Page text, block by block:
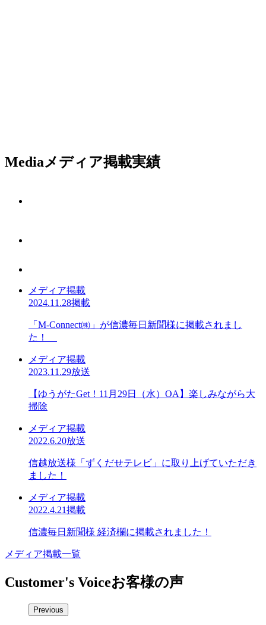
Mediaメディア掲載実績
メディア掲載
2024.11.28掲載
「M-Connect㈱」が信濃毎日新聞様に掲載されまし
た！
メディア掲載
2023.11.29放送
【ゆうがたGet！11月29日（水）OA】楽しみながら大
掃除
メディア掲載
2022.6.20放送
信越放送様「ずくだせテレビ」に取り上げていただき
ました！
メディア掲載
2022.4.21掲載
信濃毎日新聞様 経済欄に掲載されました！
メディア掲載一覧
Customer's Voiceお客様の声
Previous